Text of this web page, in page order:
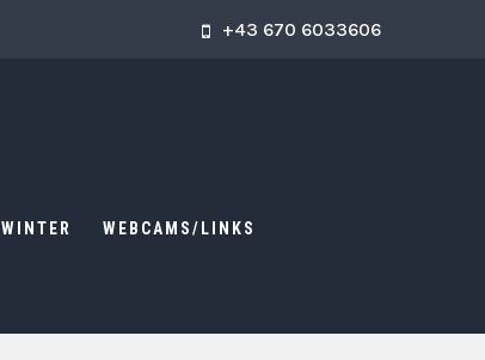
+43 670 6033606
WINTER WEBCAMS/LINKS